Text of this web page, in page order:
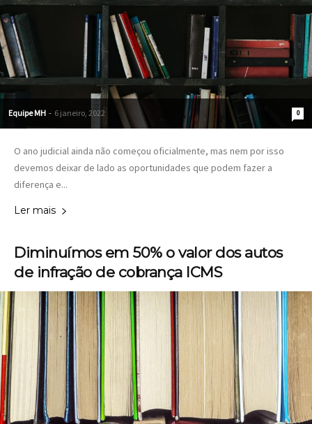
Equipe MH - 6 janeiro, 2022 0
O ano judicial ainda não começou oficialmente, mas nem por isso
devemos deixar de lado as oportunidades que podem fazer a
diferença e...
Ler mais
Diminuímos em 50% o valor dos autos
de infração de cobrança ICMS